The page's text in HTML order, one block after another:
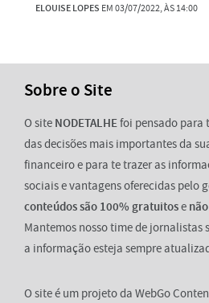
ELOUISE LOPES EM 03/07/2022, ÀS 14:00
Sobre o Site
O site NODETALHEfoi pensado para
das decisões mais importantes da
financeiro e para te trazer as
sociais e vantagens oferecidas pelo
conteúdos são 100% gratuitose
Mantemos nosso time de jornalistas
a informação esteja sempre
O site é um projeto da WebGo